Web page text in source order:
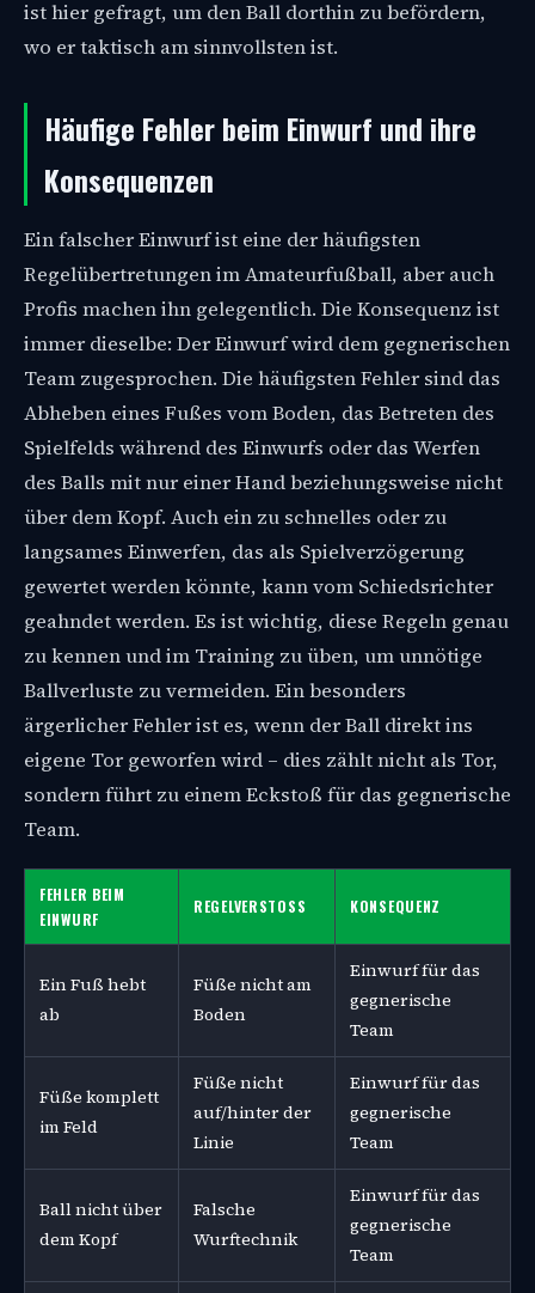
ist hier gefragt, um den Ball dorthin zu befördern,
wo er taktisch am sinnvollsten ist.
Häufige Fehler beim Einwurf und ihre
Konsequenzen
Ein falscher Einwurf ist eine der häufigsten
Regelübertretungen im Amateurfußball, aber auch
Profis machen ihn gelegentlich. Die Konsequenz ist
immer dieselbe: Der Einwurf wird dem gegnerischen
Team zugesprochen. Die häufigsten Fehler sind das
Abheben eines Fußes vom Boden, das Betreten des
Spielfelds während des Einwurfs oder das Werfen
des Balls mit nur einer Hand beziehungsweise nicht
über dem Kopf. Auch ein zu schnelles oder zu
langsames Einwerfen, das als Spielverzögerung
gewertet werden könnte, kann vom Schiedsrichter
geahndet werden. Es ist wichtig, diese Regeln genau
zu kennen und im Training zu üben, um unnötige
Ballverluste zu vermeiden. Ein besonders
ärgerlicher Fehler ist es, wenn der Ball direkt ins
eigene Tor geworfen wird – dies zählt nicht als Tor,
sondern führt zu einem Eckstoß für das gegnerische
Team.
FEHLER BEIM
EINWURF
REGELVERSTOSS KONSEQUENZ
Ein Fuß hebt
ab
Füße nicht am
Boden
Einwurf für das
gegnerische
Team
Füße komplett
im Feld
Füße nicht
auf/hinter der
Linie
Einwurf für das
gegnerische
Team
Ball nicht über
dem Kopf
Falsche
Wurftechnik
Einwurf für das
gegnerische
Team